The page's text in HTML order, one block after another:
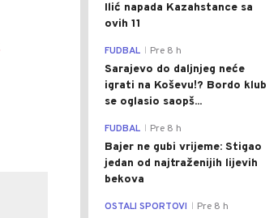
Ilić napada Kazahstance sa
ovih 11
FUDBAL Pre 8 h
Sarajevo do daljnjeg neće
igrati na Koševu!? Bordo klub
se oglasio saopš...
FUDBAL Pre 8 h
Bajer ne gubi vrijeme: Stigao
jedan od najtraženijih lijevih
bekova
OSTALI SPORTOVI Pre 8 h